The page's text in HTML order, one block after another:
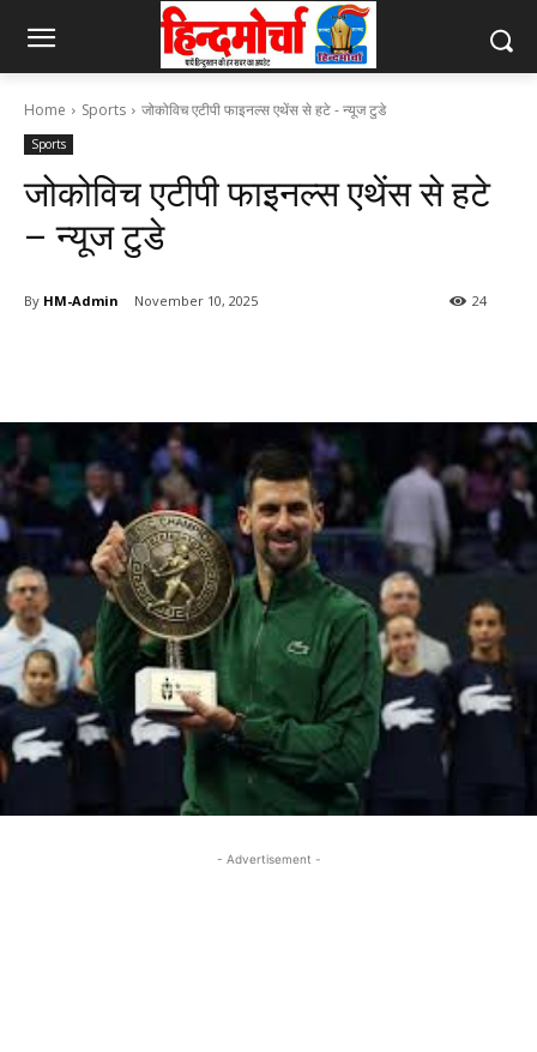
Home Sports जोकोविच एटीपी फाइनल्स एथेंस से हटे - न्यूज टुडे
Sports
जोकोविच एटीपी फाइनल्स एथेंस से हटे
– न्यूज टुडे
By HM-Admin November 10, 2025 24
- Advertisement -